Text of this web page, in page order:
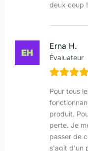
deux coup !
Erna H.
Évaluateur
Pour tous
produit.
perte. Je
passer de
s'agit d'un